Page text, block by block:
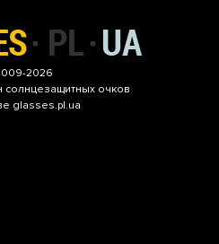
2026
солнцезащитных очков
glasses.pl.ua